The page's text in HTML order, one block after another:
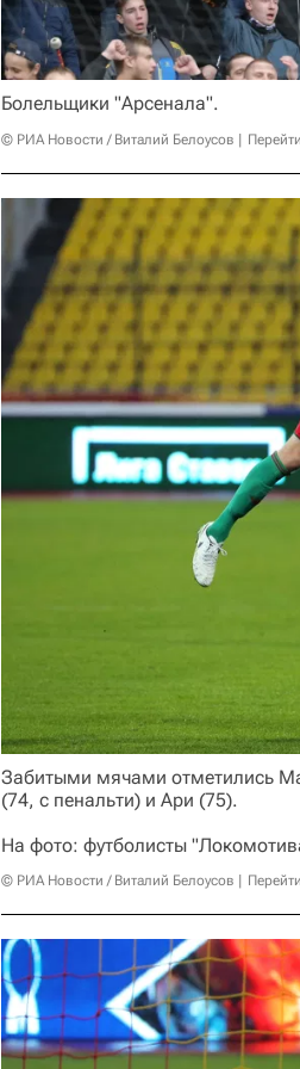
Болельщики "Арсенала".
© РИА Новости / Виталий Белоусов
Забитыми мячами отметились
(74, с пенальти) и Ари (75).
На фото: футболисты
© РИА Новости / Виталий Белоусов